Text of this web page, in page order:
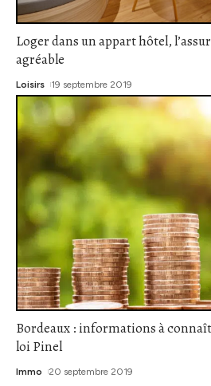
Loger dans un appart hôtel,
agréable
Loisirs 19 septembre 2019
Bordeaux : informations à
loi Pinel
Immo 20 septembre 2019